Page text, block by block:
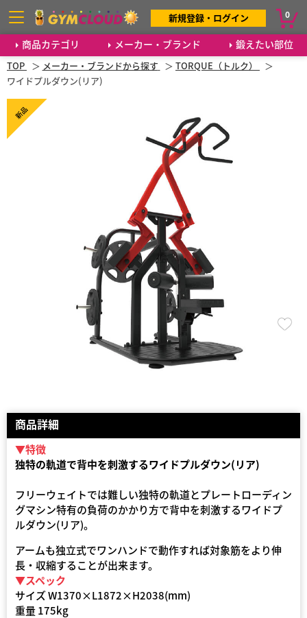
商品カテゴリ メーカー・ブランド 鍛えたい部位
新規登録・ログイン 0
TOP メーカー・ブランドから探す
TORQUE（トルク）
ワイドプルダウン(リア)
新品
商品詳細
▼特徴
独特の軌道で背中を刺激するワイドプルダウン(リア)
フリーウェイトでは難しい独特の軌道とプレートローディン
グマシン特有の負荷のかかり方で背中を刺激するワイドプ
ルダウン(リア)。
アームも独立式でワンハンドで動作すれば対象筋をより伸
長・収縮することが出来ます。
▼スペック
サイズ W1370×L1872×H2038(mm)
重量 175kg